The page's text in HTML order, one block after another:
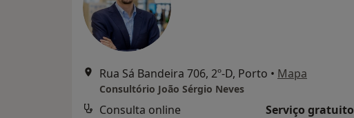
Rua Sá Bandeira 706, 2º-D, Porto • Mapa
Consultório João Sérgio Neves
Consulta online Serviço gratuito